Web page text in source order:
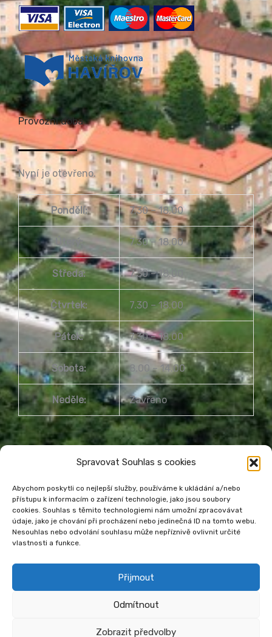
Spravovat Souhlas s cookies
Abychom poskytli co nejlepší služby, používáme k ukládání a/nebo
přístupu k informacím o zařízení technologie, jako jsou soubory
cookies. Souhlas s těmito technologiemi nám umožní zpracovávat
údaje, jako je chování při procházení nebo jedinečná ID na tomto webu.
Nesouhlas nebo odvolání souhlasu může nepříznivě ovlivnit určité
vlastnosti a funkce.
Přijmout
Odmítnout
Zobrazit předvolby
Provozní doba
Nyní je otevřeno.
Pondělí: 7.30 – 18.00
Úterý: 7.30 – 18.00
Středa: 7.30 – 18.00
Čtvrtek: 7.30 – 18.00
Pátek: 7.30 – 18.00
Sobota: 8.00 – 14.00
Neděle: Zavřeno
Městská knihovna Havířov
Prohlášení o přístupnosti webu
Zásady cookies